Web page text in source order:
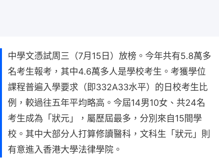
中學文憑試周三（7月15日）放榜。今年共有5.8萬多
名考生報考，其中4.6萬多人是學校考生。考獲學位
課程普遍入學要求（即332A33水平）的日校考生比
例，較過往五年平均略高。今屆14男10女、共24名
考生成為「狀元」，屬歷屆最多，分別來自15間學
校。其中大部分人打算修讀醫科，文科生「狀元」則
有意進入香港大學法律學院。